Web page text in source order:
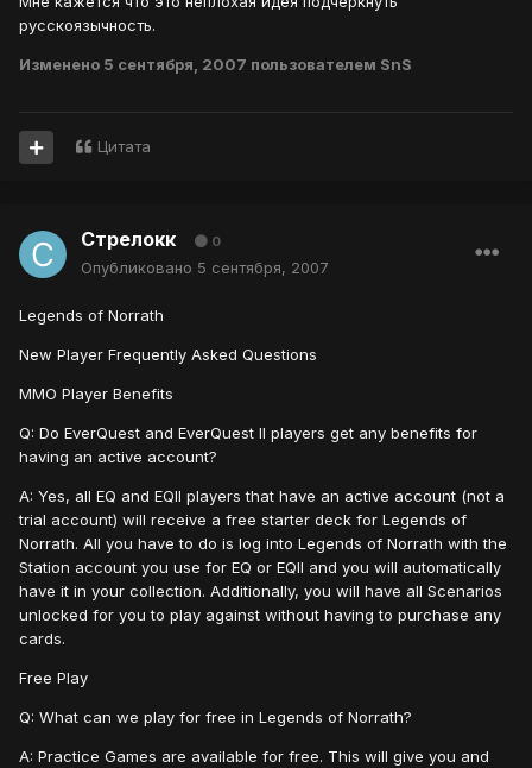
русскоязычность.
Изменено 5 сентября, 2007 пользователем SnS
Цитата
Стрелокк 0
Опубликовано 5 сентября, 2007
Legends of Norrath
New Player Frequently Asked Questions
MMO Player Benefits
Q: Do EverQuest and EverQuest II players get any benefits for
having an active account?
A: Yes, all EQ and EQII players that have an active account (not a
trial account) will receive a free starter deck for Legends of
Norrath. All you have to do is log into Legends of Norrath with the
Station account you use for EQ or EQII and you will automatically
have it in your collection. Additionally, you will have all Scenarios
unlocked for you to play against without having to purchase any
cards.
Free Play
Q: What can we play for free in Legends of Norrath?
A: Practice Games are available for free. This will give you and